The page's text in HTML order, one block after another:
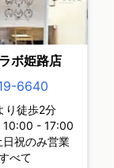
ボ姫路店
6640
り徒歩2分
10:00 - 17:00
日祝のみ営業
べて